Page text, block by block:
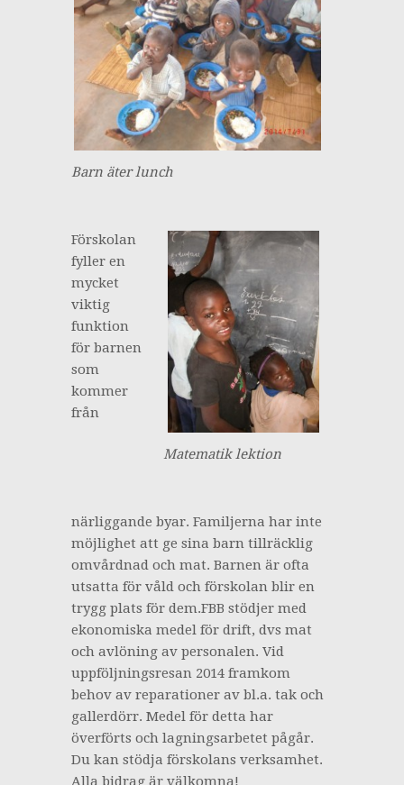
Barn äter lunch
Matematik lektion
Förskolan
fyller en
mycket
viktig
funktion
för barnen
som
kommer
från
närliggande byar. Familjerna har inte
möjlighet att ge sina barn tillräcklig
omvårdnad och mat. Barnen är ofta
utsatta för våld och förskolan blir en
trygg plats för dem.FBB stödjer med
ekonomiska medel för drift, dvs mat
och avlöning av personalen. Vid
uppföljningsresan 2014 framkom
behov av reparationer av bl.a. tak och
gallerdörr. Medel för detta har
överförts och lagningsarbetet pågår.
Du kan stödja förskolans verksamhet.